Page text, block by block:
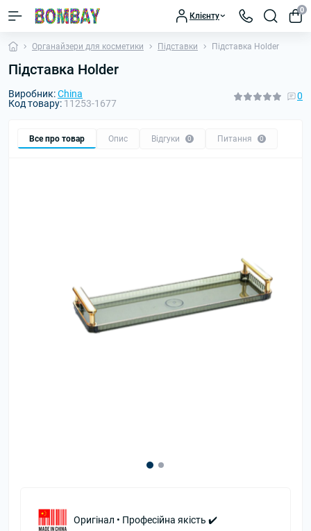
Клієнту
0
Органайзери для косметики Підставки Підставка Holder
Підставка Holder
Виробник:China
Код товару: 11253-1677
0
Все про товар Опис Відгуки 0 Питання 0
Оригінал • Професійна якість ✔️